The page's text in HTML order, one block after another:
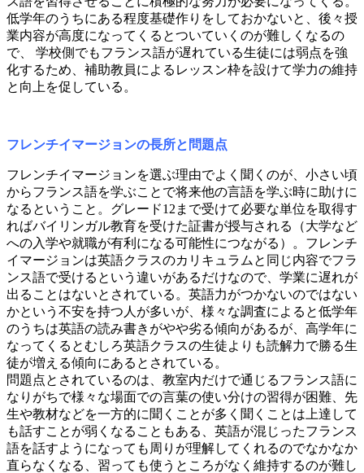
低学年のうちにある程度基礎作りをしておかないと、後々授
業内容が高度になってくるとついていくのが難しくなるの
で、 学校側でもフランス語が遅れている生徒には弱点を強
化するため、補助教員によるレッスン枠を設けて学力の維持
と向上を促している。
フレンチイマージョンの長所と問題点
フレンチイマージョンを選ぶ理由でよく聞くのが、小さい頃
からフランス語を学ぶことで将来他の言語を学ぶ時に助けに
なるということ。グレード12まで受けて必要な単位を取得す
ればバイリンガル教育を受けた証書が授与される（大学など
への入学や就職が有利になる可能性につながる）。フレンチ
イマージョンは英語クラスのカリキュラムと同じ内容でフラ
ンス語で受けるという違いがあるだけなので、学業に遅れが
出ることはないとされている。英語力がつかないのではない
かという不安を持つ人が多いが、様々な調査によると低学年
のうちは英語の読み書きがやや劣る傾向があるが、高学年に
なってくるとむしろ英語クラスの生徒よりも読解力で勝る生
徒が増える傾向にあるとされている。
問題点とされているのは、教室内だけで通じるフランス語に
なりがちで様々な場面での言葉の使い分けの習得が困難、先
生や教材などを一方的に聞くことが多く聞くことは上達して
も話すことが弱くなることもある、英語が混じったフランス
語を話すようになっても周りが理解してくれるのでなかなか
直らなくなる、習っても使うところがなく維持するのが難し